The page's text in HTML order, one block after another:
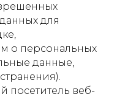
для
о персональных
данные,
посетитель веб-